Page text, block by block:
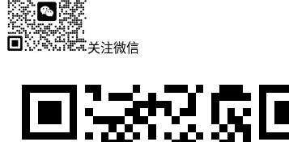
关注微信